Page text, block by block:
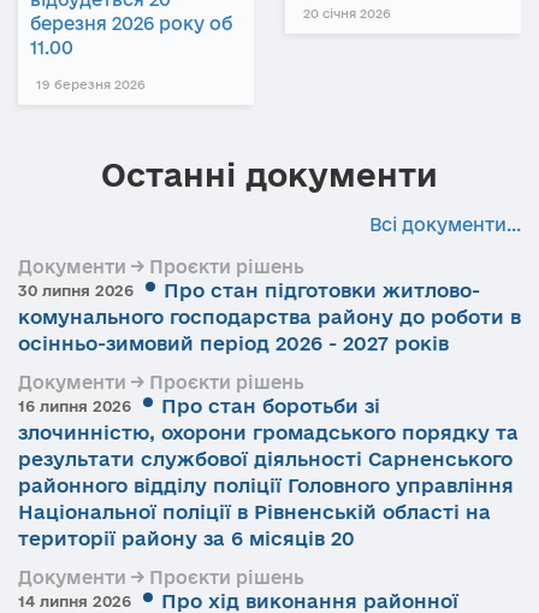
березня 2026 року об
11.00
19 березня 2026
20 січня 2026
Останні документи
Всі документи...
Документи → Проєкти рішень
30 липня 2026
Про стан підготовки житлово-
комунального господарства району до роботи в
осінньо-зимовий період 2026 - 2027 років
Документи → Проєкти рішень
16 липня 2026
Про стан боротьби зі
злочинністю, охорони громадського порядку та
результати службової діяльності Сарненського
районного відділу поліції Головного управління
Національної поліції в Рівненській області на
території району за 6 місяців 20
Документи → Проєкти рішень
14 липня 2026
Про хід виконання районної